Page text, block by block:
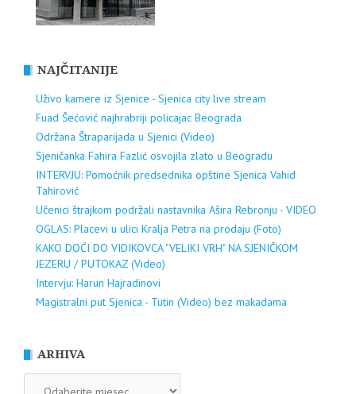
NAJČITANIJE
Uživo kamere iz Sjenice - Sjenica city live stream
Fuad Šećović najhrabriji policajac Beograda
Održana Štraparijada u Sjenici (Video)
Sjeničanka Fahira Fazlić osvojila zlato u Beogradu
INTERVJU: Pomoćnik predsednika opštine Sjenica Vahid
Tahirović
Učenici štrajkom podržali nastavnika Ašira Rebronju - VIDEO
OGLAS: Placevi u ulici Kralja Petra na prodaju (Foto)
KAKO DOĆI DO VIDIKOVCA "VELIKI VRH" NA SJENIČKOM
JEZERU / PUTOKAZ (Video)
Intervju: Harun Hajradinovi
Magistralni put Sjenica - Tutin (Video) bez makadama
ARHIVA